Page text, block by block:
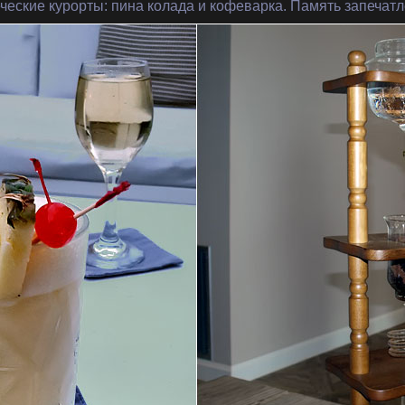
курорты: пина колада и кофеварка. Память